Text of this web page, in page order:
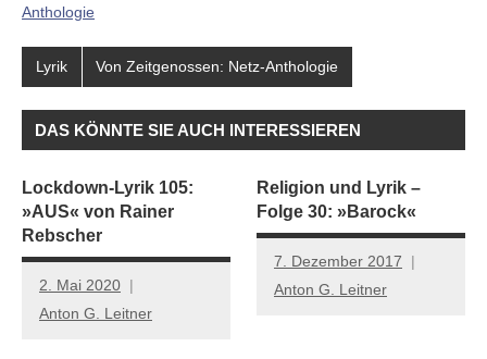
Anthologie
Lyrik Von Zeitgenossen: Netz-Anthologie
DAS KÖNNTE SIE AUCH INTERESSIEREN
Lockdown-Lyrik 105:
»AUS« von Rainer
Rebscher
2. Mai 2020
Anton G. Leitner
Religion und Lyrik –
Folge 30: »Barock«
7. Dezember 2017
Anton G. Leitner